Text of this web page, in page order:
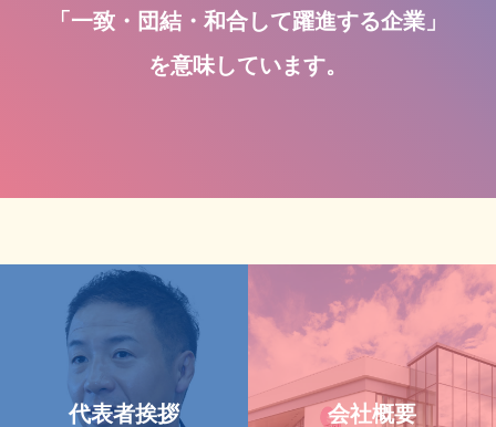
「一致・団結・和合して躍進する企業」
を意味しています。
代表者挨拶 会社概要